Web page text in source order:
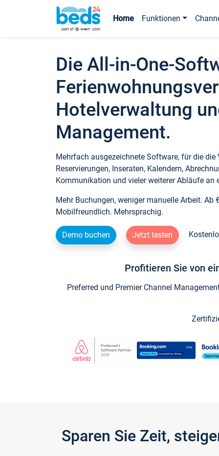
Home Funktionen
Die All-in-One-
Hotelverwaltung
Management.
Mehrfach ausgezeichnete Software, für die die
Reservierungen, Inseraten, Kalendern,
Kommunikation und vieler weiterer Abläufe an
Mehr Buchungen, weniger manuelle Arbeit. Ab
Mobilfreundlich. Mehrsprachig.
Demo buchen Jetzt testen
Profitieren Sie von
Preferred und Premier Channel
Sparen Sie Zeit,